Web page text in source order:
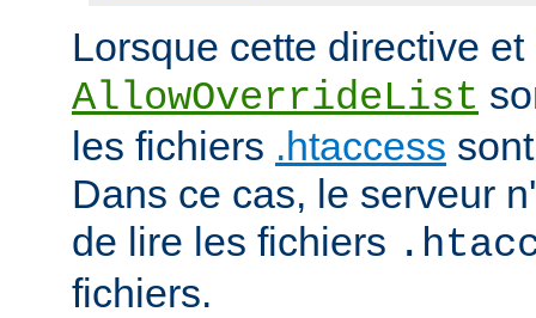
Lorsque cette directive
AllowOverrideList
les fichiers .htaccess
Dans ce cas, le serveur
de lire les fichiers
fichiers.